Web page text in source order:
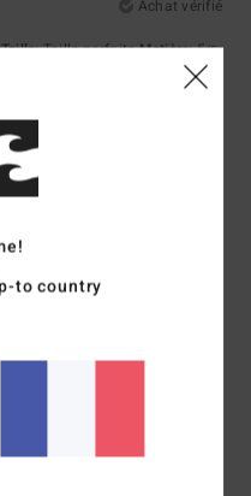
Achat vérifié
Taille: Taille parfaiteMatière: 5/5
to country